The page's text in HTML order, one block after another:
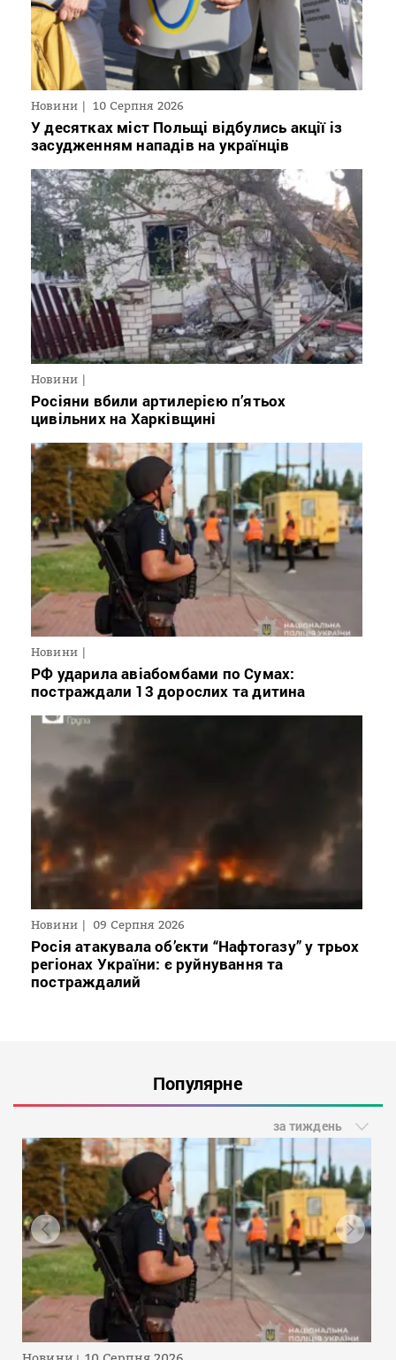
Новини 10 Серпня 2026
У десятках міст Польщі відбулись акції із
засудженням нападів на українців
Новини
Росіяни вбили артилерією п’ятьох
цивільних на Харківщині
Новини
РФ ударила авіабомбами по Сумах:
постраждали 13 дорослих та дитина
Новини 09 Серпня 2026
Росія атакувала об’єкти “Нафтогазу” у трьох
регіонах України: є руйнування та
постраждалий
Популярне
за тиждень